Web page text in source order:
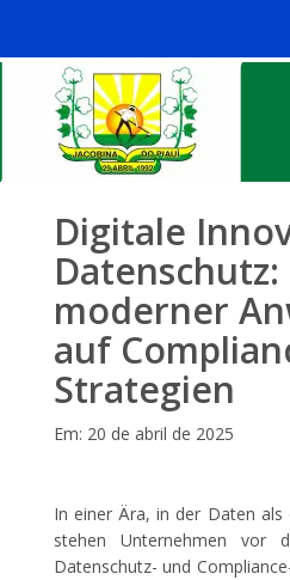
Digitale
moderner
auf
Strategien
Em: 20 de abril de 2025
In einer Ära, in der Daten
stehen Unternehmen vor
Datenschutz- und